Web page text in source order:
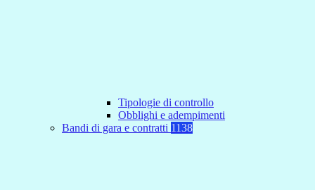
Tipologie di controllo
Obblighi e adempimenti
Bandi di gara e contratti 1138